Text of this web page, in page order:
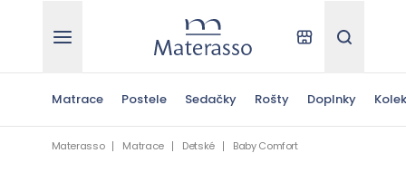
Materasso Kde kúpiťHľadať
Matrace Postele Sedačky Rošty Doplnky
Materasso Matrace Detské Baby Comfort